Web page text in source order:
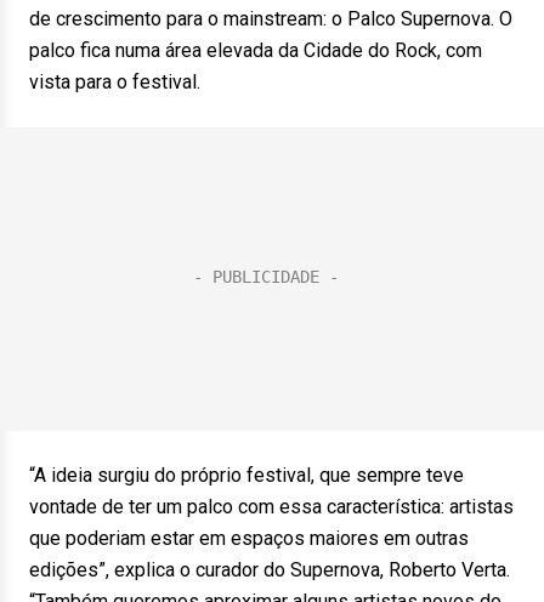
de crescimento para o mainstream: o Palco Supernova. O
palco fica numa área elevada da Cidade do Rock, com
vista para o festival.
“A ideia surgiu do próprio festival, que sempre teve
vontade de ter um palco com essa característica: artistas
que poderiam estar em espaços maiores em outras
edições”, explica o curador do Supernova, Roberto Verta.